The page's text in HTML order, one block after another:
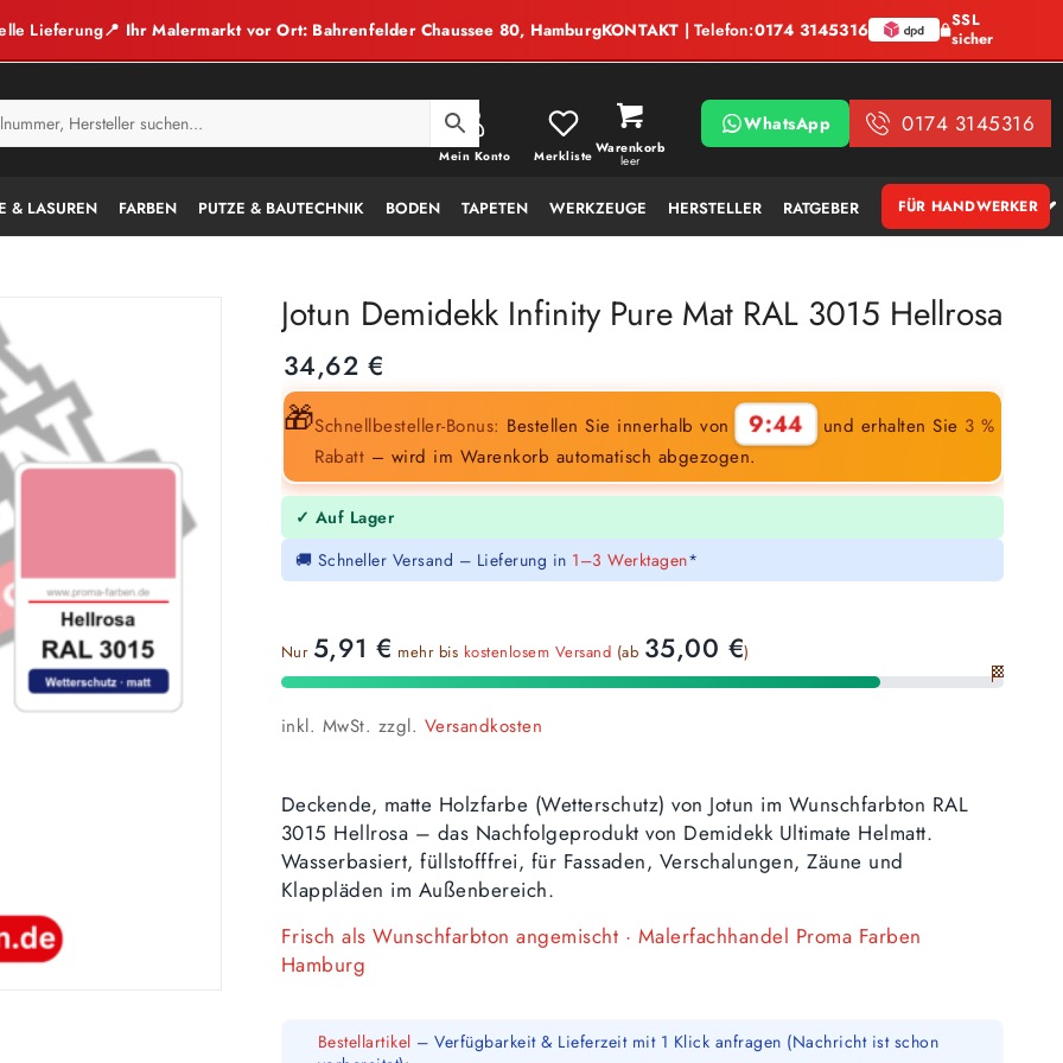
Lieferung📍 Ihr Malermarkt vor Ort: Bahrenfelder Chaussee 80, HamburgKONTAKT | Telefon:0174 3145316
SSL
sicher
Warenkorb
leer
Mein Konto Merkliste
WhatsApp 0174 3145316
& LASUREN FARBEN PUTZE & BAUTECHNIK BODEN TAPETEN WERKZEUGE HERSTELLER RATGEBER FÜR HANDWERKER
Jotun Demidekk Infinity Pure Mat RAL 3015 Hellrosa
34,62 €
🎁Schnellbesteller-Bonus: Bestellen Sie innerhalb von 9:43 und erhalten Sie 3 %
Rabatt – wird im Warenkorb automatisch abgezogen.
✓ Auf Lager
🚚 Schneller Versand – Lieferung in 1–3 Werktagen*
Nur 5,91€ mehr bis kostenlosem Versand (ab 35,00 €)
🏁
inkl. MwSt. zzgl. Versandkosten
Deckende, matte Holzfarbe (Wetterschutz) von Jotun im Wunschfarbton RAL
3015 Hellrosa – das Nachfolgeprodukt von Demidekk Ultimate Helmatt.
Wasserbasiert, füllstofffrei, für Fassaden, Verschalungen, Zäune und
Klappläden im Außenbereich.
Frisch als Wunschfarbton angemischt · Malerfachhandel Proma Farben
Hamburg
Bestellartikel – Verfügbarkeit & Lieferzeit mit 1 Klick anfragen (Nachricht ist schon